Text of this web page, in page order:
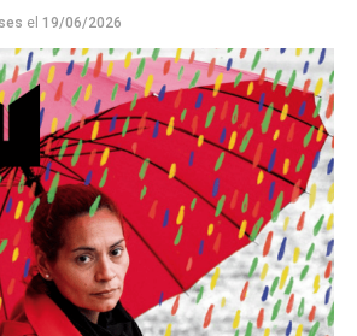
MU ☝️viene con doble tapa, que
Sin chamuyo, a remarla.
en PDF
el 19/06/2026